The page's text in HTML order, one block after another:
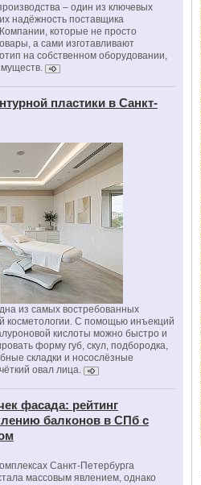
– один из ключевых
надёжность поставщика
которые не просто
а сами изготавливают
на собственном оборудовании,
пластики в Санкт-
из самых востребованных
косметологии. С помощью инъекций
кислоты можно быстро и
форму губ, скул, подбородка,
складки и носослёзные
овал лица.
фасада: рейтинг
балконов в СПб с
Санкт-Петербурга
массовым явлением, однако